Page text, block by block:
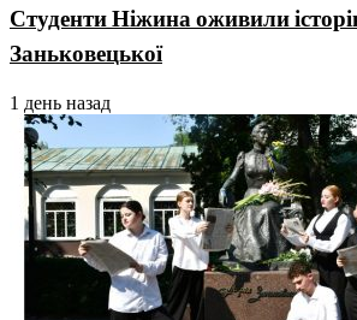
Студенти Ніжина оживили
Заньковецької
1 день назад